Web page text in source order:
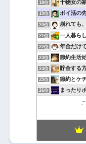
18位 干物女の
19位 ポイ活の
20位 崩れても
21位 一人暮ら
22位 年金だけ
23位 節約生活
24位 貯金する
25位 節約とケ
26位 まったり